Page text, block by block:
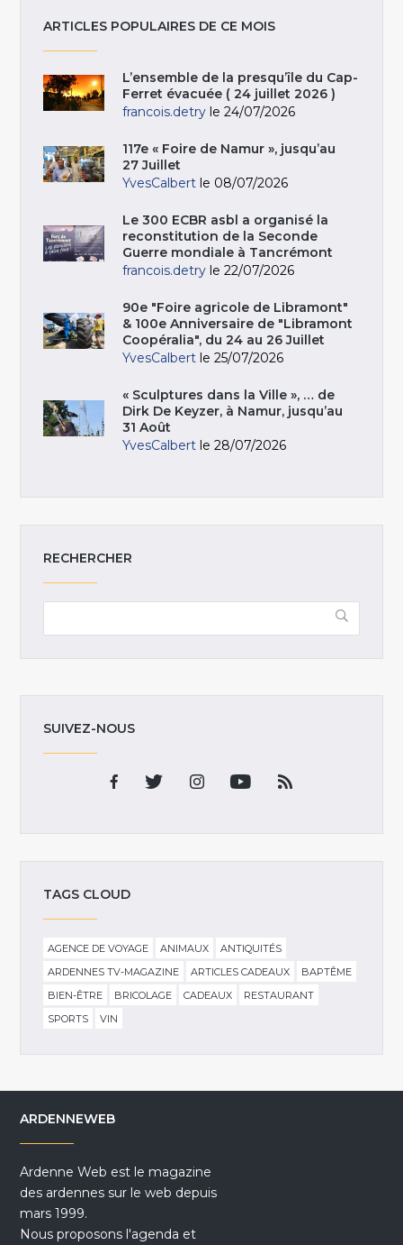
ARTICLES POPULAIRES DE CE MOIS
L’ensemble de la presqu’île du Cap-
Ferret évacuée ( 24 juillet 2026 )
francois.detry le 24/07/2026
117e « Foire de Namur », jusqu’au
27 Juillet
YvesCalbert le 08/07/2026
Le 300 ECBR asbl a organisé la
reconstitution de la Seconde
Guerre mondiale à Tancrémont
francois.detry le 22/07/2026
90e "Foire agricole de Libramont"
& 100e Anniversaire de "Libramont
Coopéralia", du 24 au 26 Juillet
YvesCalbert le 25/07/2026
« Sculptures dans la Ville », … de
Dirk De Keyzer, à Namur, jusqu’au
31 Août
YvesCalbert le 28/07/2026
RECHERCHER
SUIVEZ-NOUS
TAGS CLOUD
AGENCE DE VOYAGE ANIMAUX
ANTIQUITÉS
ARDENNES TV-MAGAZINE
ARTICLES CADEAUX
BAPTÊME
BIEN-ÊTRE
BRICOLAGE CADEAUX
RESTAURANT
SPORTS
VIN
ARDENNEWEB
Ardenne Web est le magazine
des ardennes sur le web depuis
mars 1999.
Nous proposons l'agenda et